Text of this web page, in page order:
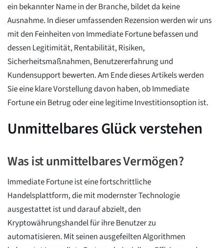
ein bekannter Name in der Branche, bildet da keine
Ausnahme. In dieser umfassenden Rezension werden wir uns
mit den Feinheiten von Immediate Fortune befassen und
dessen Legitimität, Rentabilität, Risiken,
Sicherheitsmaßnahmen, Benutzererfahrung und
Kundensupport bewerten. Am Ende dieses Artikels werden
Sie eine klare Vorstellung davon haben, ob Immediate
Fortune ein Betrug oder eine legitime Investitionsoption ist.
Unmittelbares Glück verstehen
Was ist unmittelbares Vermögen?
Immediate Fortune ist eine fortschrittliche
Handelsplattform, die mit modernster Technologie
ausgestattet ist und darauf abzielt, den
Kryptowährungshandel für ihre Benutzer zu
automatisieren. Mit seinen ausgefeilten Algorithmen